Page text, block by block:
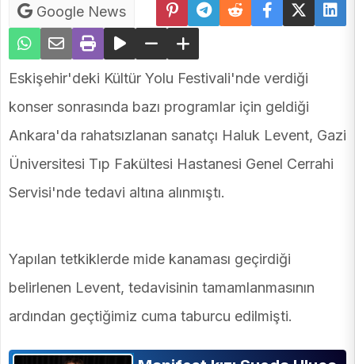
Google News
Eskişehir'deki Kültür Yolu Festivali'nde verdiği
konser sonrasında bazı programlar için geldiği
Ankara'da rahatsızlanan sanatçı Haluk Levent, Gazi
Üniversitesi Tıp Fakültesi Hastanesi Genel Cerrahi
Servisi'nde tedavi altına alınmıştı.
Yapılan tetkiklerde mide kanaması geçirdiği
belirlenen Levent, tedavisinin tamamlanmasının
ardından geçtiğimiz cuma taburcu edilmişti.